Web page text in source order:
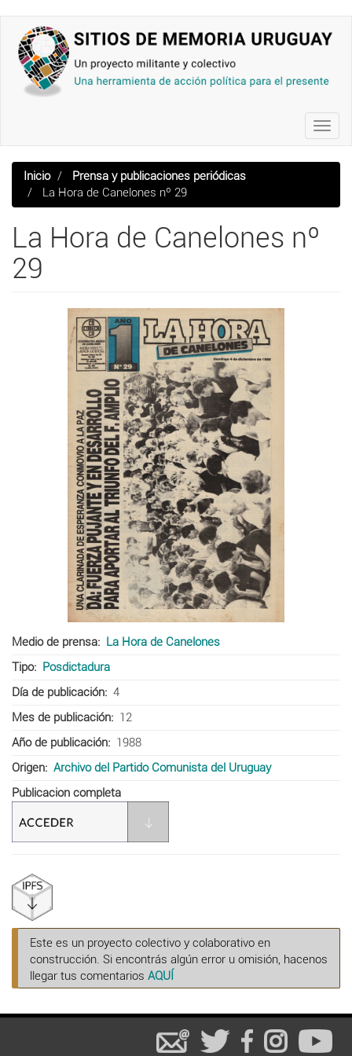
contenido
principal
Inicio
Prensa y publicaciones periódicas
La Hora de Canelones nº 29
La Hora de Canelones nº
29
Medio de prensa
La Hora de Canelones
Tipo
Posdictadura
Día de publicación
4
Mes de publicación
12
Año de publicación
1988
Origen
Archivo del Partido Comunista del Uruguay
Publicacion completa
Este es un proyecto colectivo y colaborativo en
construcción. Si encontrás algún error u omisión, hacenos
llegar tus comentarios AQUÍ